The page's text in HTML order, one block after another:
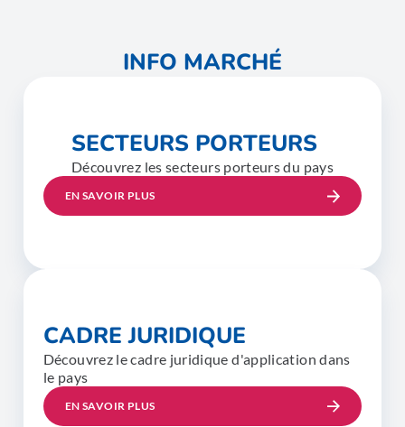
INFO MARCHÉ
SECTEURS PORTEURS
Découvrez les secteurs porteurs du pays
EN SAVOIR PLUS
CADRE JURIDIQUE
Découvrez le cadre juridique d'application dans
le pays
EN SAVOIR PLUS